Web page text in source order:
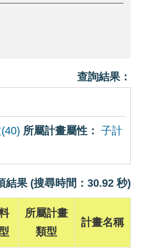
查詢結果：
所屬計畫屬性： 子計
結果 (搜尋時間：30.92 秒)
所屬計畫
類型
計畫名稱